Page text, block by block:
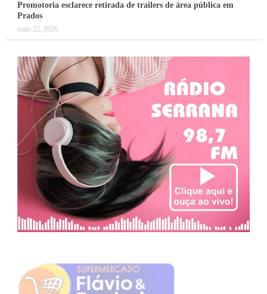
Promotoria esclarece retirada de trailers de área pública em
Prados
maio 22, 2026